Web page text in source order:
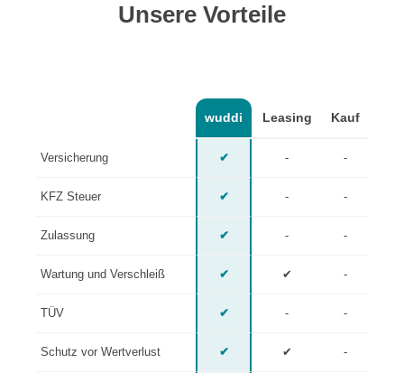
Unsere Vorteile
wuddi Leasing Kauf
Versicherung ✔ - -
KFZ Steuer ✔ - -
Zulassung ✔ - -
Wartung und Verschleiß ✔ ✔ -
TÜV ✔ - -
Schutz vor Wertverlust ✔ ✔ -